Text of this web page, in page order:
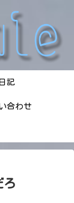
日記
合わせ
ろ